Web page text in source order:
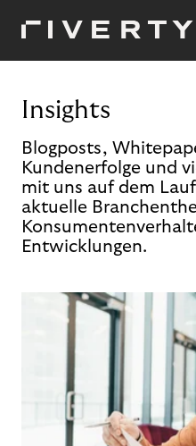
Insights
Blogposts,
Kundenerfolge und
mit uns auf dem
aktuelle
Entwicklungen.